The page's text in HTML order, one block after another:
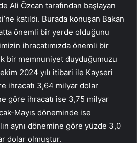
Ali Özcan tarafından başlayan
katıldı. Burada konuşan Bakan
önemli bir yerde olduğunu
ihracatımızda önemli bir
bir memnuniyet duyduğumuzu
2024 yılı itibari ile Kayseri
ihracatı 3,64 milyar dolar
göre ihracatı ise 3,75 milyar
Mayıs döneminde ise
aynı dönemine göre yüzde 3,0
dolar olmuştur.